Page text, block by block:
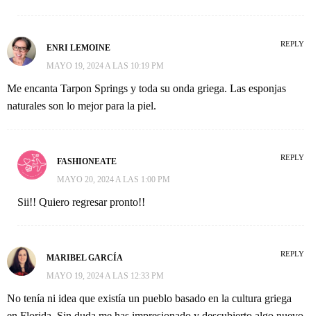
ENRI LEMOINE
MAYO 19, 2024 A LAS 10:19 PM
Me encanta Tarpon Springs y toda su onda griega. Las esponjas
naturales son lo mejor para la piel.
REPLY
FASHIONEATE
MAYO 20, 2024 A LAS 1:00 PM
Sii!! Quiero regresar pronto!!
REPLY
MARIBEL GARCÍA
MAYO 19, 2024 A LAS 12:33 PM
No tenía ni idea que existía un pueblo basado en la cultura griega
REPLY